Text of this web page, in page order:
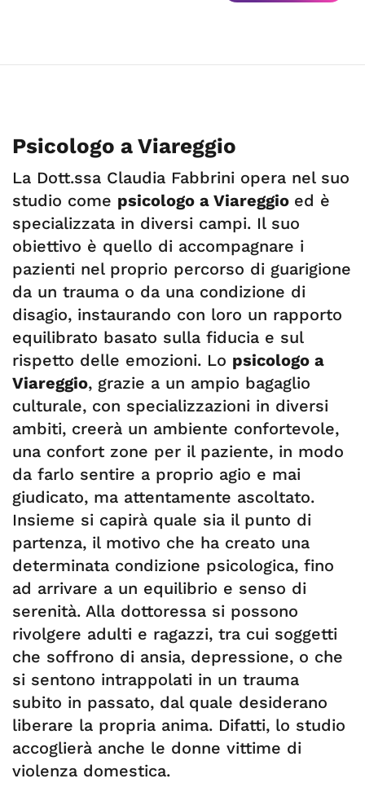
Psicologo a Viareggio
La Dott.ssa Claudia Fabbrini opera nel suo
studio come psicologo a Viareggio ed è
specializzata in diversi campi. Il suo
obiettivo è quello di accompagnare i
pazienti nel proprio percorso di guarigione
da un trauma o da una condizione di
disagio, instaurando con loro un rapporto
equilibrato basato sulla fiducia e sul
rispetto delle emozioni. Lo psicologo a
Viareggio, grazie a un ampio bagaglio
culturale, con specializzazioni in diversi
ambiti, creerà un ambiente confortevole,
una confort zone per il paziente, in modo
da farlo sentire a proprio agio e mai
giudicato, ma attentamente ascoltato.
Insieme si capirà quale sia il punto di
partenza, il motivo che ha creato una
determinata condizione psicologica, fino
ad arrivare a un equilibrio e senso di
serenità. Alla dottoressa si possono
rivolgere adulti e ragazzi, tra cui soggetti
che soffrono di ansia, depressione, o che
si sentono intrappolati in un trauma
subito in passato, dal quale desiderano
liberare la propria anima. Difatti, lo studio
accoglierà anche le donne vittime di
violenza domestica.